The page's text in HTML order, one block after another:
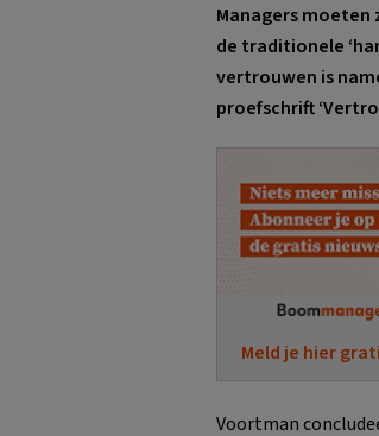
Managers moeten
de traditionele
vertrouwen is
proefschrift
Meld je hier
Voortman